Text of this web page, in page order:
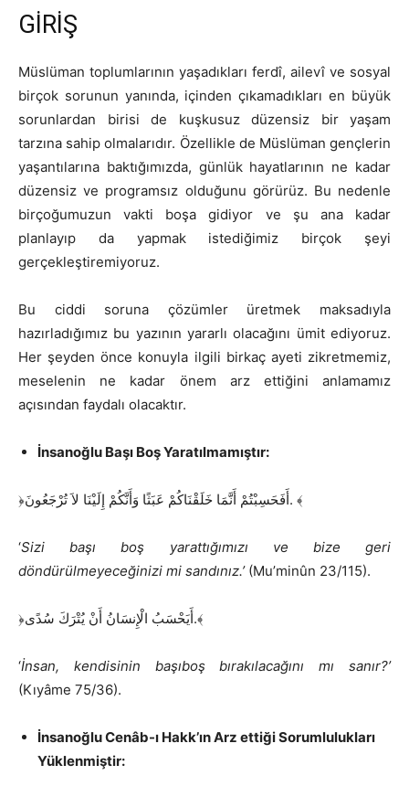
GİRİŞ
Müslüman toplumlarının yaşadıkları ferdî, ailevî ve sosyal
birçok sorunun yanında, içinden çıkamadıkları en büyük
sorunlardan birisi de kuşkusuz düzensiz bir yaşam
tarzına sahip olmalarıdır. Özellikle de Müslüman gençlerin
yaşantılarına baktığımızda, günlük hayatlarının ne kadar
düzensiz ve programsız olduğunu görürüz. Bu nedenle
birçoğumuzun vakti boşa gidiyor ve şu ana kadar
planlayıp da yapmak istediğimiz birçok şeyi
gerçekleştiremiyoruz.
Bu ciddi soruna çözümler üretmek maksadıyla
hazırladığımız bu yazının yararlı olacağını ümit ediyoruz.
Her şeyden önce konuyla ilgili birkaç ayeti zikretmemiz,
meselenin ne kadar önem arz ettiğini anlamamız
açısından faydalı olacaktır.
İnsanoğlu Başı Boş Yaratılmamıştır:
﴿أَفَحَسِبْتُمْ أَنَّمَا خَلَقْنَاكُمْ عَبَثًا وَأَنَّكُمْ إِلَيْنَا لاَ تُرْجَعُونَ. ﴾
‘Sizi başı boş yarattığımızı ve bize geri
döndürülmeyeceğinizi mi sandınız.’(Mu’minûn 23/115).
﴿أَيَحْسَبُ الْإِنسَانُ أَنْ يُتْرَكَ سُدًى.﴾
‘İnsan, kendisinin başıboş bırakılacağını mı sanır?’
(Kıyâme 75/36).
İnsanoğlu Cenâb-ı Hakk’ın Arz ettiği Sorumlulukları
Yüklenmiştir: